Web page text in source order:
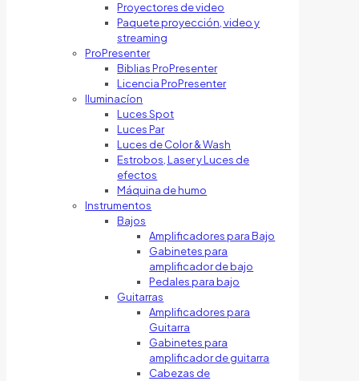
Proyectores de video
Paquete proyección, video y
streaming
ProPresenter
Biblias ProPresenter
Licencia ProPresenter
Iluminacíon
Luces Spot
Luces Par
Luces de Color & Wash
Estrobos, Laser y Luces de
efectos
Máquina de humo
Instrumentos
Bajos
Amplificadores para Bajo
Gabinetes para
amplificador de bajo
Pedales para bajo
Guitarras
Amplificadores para
Guitarra
Gabinetes para
amplificador de guitarra
Cabezas de